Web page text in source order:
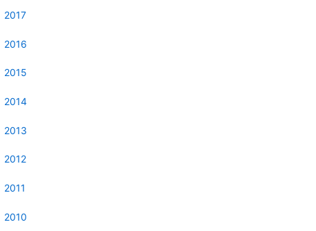
2017
2016
2015
2014
2013
2012
2011
2010